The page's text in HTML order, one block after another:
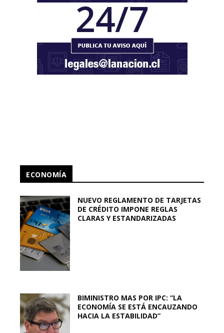
ECONOMÍA
NUEVO REGLAMENTO DE TARJETAS
DE CRÉDITO IMPONE REGLAS
CLARAS Y ESTANDARIZADAS
BIMINISTRO MAS POR IPC: “LA
ECONOMÍA SE ESTÁ ENCAUZANDO
HACIA LA ESTABILIDAD”